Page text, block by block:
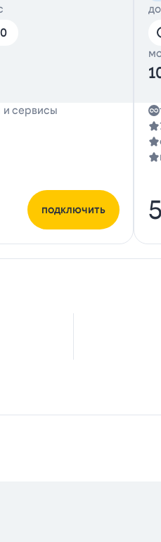
сервисы
подключить